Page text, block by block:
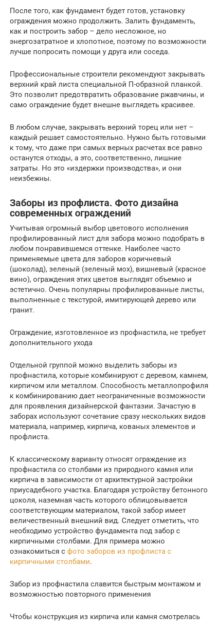
После того, как фундамент будет готов, установку
ограждения можно продолжить. Залить фундаменть,
как и построить забор – дело несложное, но
энергозатратное и хлопотное, поэтому по возможности
лучше попросить помощи у друга или соседа.
Профессиональные строители рекомендуют закрывать
верхний край листа специальной П-образной планкой.
Это позволит предотвратить образование ржавчины, и
само ограждение будет внешне выглядеть красивее.
В любом случае, закрывать верхний торец или нет –
каждый решает самостоятельно. Нужно быть готовыми
к тому, что даже при самых верных расчетах все равно
останутся отходы, а это, соответственно, лишние
затраты. Но это «издержки производства», и они
неизбежны.
Заборы из профлиста. Фото дизайна
современных ограждений
Учитывая огромный выбор цветового исполнения
профилированный лист для забора можно подобрать в
любом понравившемся оттенке. Наиболее часто
применяемые цвета для заборов коричневый
(шоколад), зеленый (зеленый мох), вишневый (красное
вино), ограждения этих цветов выглядят объемно и
эстетично. Очень популярны профилированные листы,
выполненные с текстурой, имитирующей дерево или
гранит.
Ограждение, изготовленное из профнастила, не требует
дополнительного ухода
Отдельной группой можно выделить заборы из
профнастила, которые комбинируют с деревом, камнем,
кирпичом или металлом. Способность металлопрофиля
к комбинированию дает неограниченные возможности
для проявления дизайнерской фантазии. Зачастую в
заборах используют сочетание сразу нескольких видов
материала, например, кирпича, кованых элементов и
профлиста.
К классическому варианту относят ограждение из
профнастила со столбами из природного камня или
кирпича в зависимости от архитектурной застройки
приусадебного участка. Благодаря устройству бетонного
цоколя, наземная часть которого облицовывается
соответствующим материалом, такой забор имеет
величественный внешний вид. Следует отметить, что
необходимо устройство фундамента под забор с
кирпичными столбами. Для примера можно
ознакомиться с фото заборов из профлиста с
кирпичными столбами.
Забор из профнастила славится быстрым монтажом и
возможностью повторного применения
Чтобы конструкция из кирпича или камня смотрелась